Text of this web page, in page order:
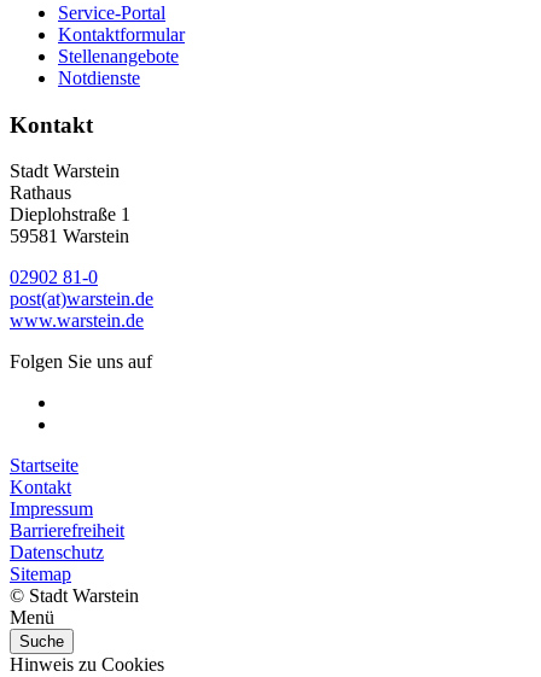
Service-Portal
Kontaktformular
Stellenangebote
Notdienste
Kontakt
Stadt Warstein
Rathaus
Dieplohstraße 1
59581 Warstein
02902 81-0
post(at)warstein.de
www.warstein.de
Folgen Sie uns auf
Startseite
Kontakt
Impressum
Barrierefreiheit
Datenschutz
Sitemap
© Stadt Warstein
Menü
Suche
Hinweis zu Cookies